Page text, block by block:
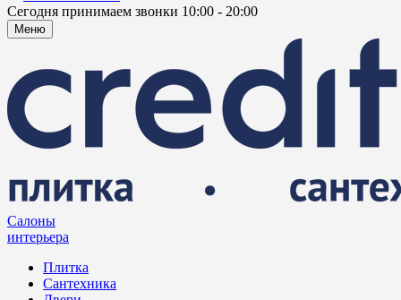
Сегодня принимаем звонки 10:00 - 20:00
Меню
Салоны
интерьера
Плитка
Сантехника